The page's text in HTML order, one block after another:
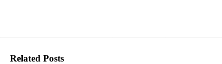
Related Posts